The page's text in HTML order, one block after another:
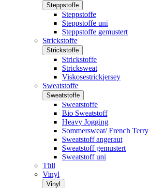
Steppstoffe
Steppstoffe
Steppstoffe uni
Steppstoffe gemustert
Strickstoffe
Strickstoffe
Strickstoffe
Stricksweat
Viskosestrickjersey
Sweatstoffe
Sweatstoffe
Sweatstoffe
Bio Sweatstoff
Heavy Jogging
Sommersweat/ French Terry
Sweatstoff angeraut
Sweatstoff gemustert
Sweatstoff uni
Tüll
Vinyl
Vinyl